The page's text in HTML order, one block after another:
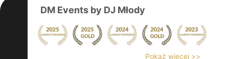
DM Events by DJ Młody
Pokaż więcej >>